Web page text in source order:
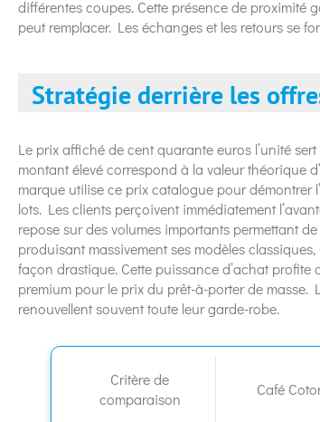
différentes coupes. Cette présence de proximité
peut remplacer. Les échanges et les retours se
Stratégie derrière les
Le prix affiché de cent quarante euros l’unité
montant élevé correspond à la valeur théorique
marque utilise ce prix catalogue pour démontrer
lots. Les clients perçoivent immédiatement
repose sur des volumes importants permettant
produisant massivement ses modèles
façon drastique. Cette puissance d’achat
premium pour le prix du prêt-à-porter de
renouvellent souvent toute leur garde-robe.
Critère de
comparaison
Café